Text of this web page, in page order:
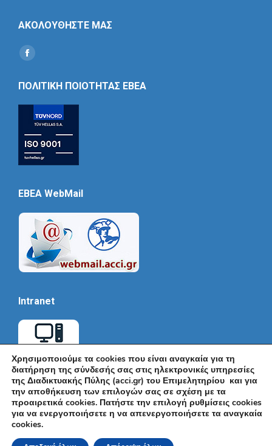
ΑΚΟΛΟΥΘΗΣΤΕ ΜΑΣ
Find us on:
Social
ΠΟΛΙΤΙΚΗ ΠΟΙΟΤΗΤΑΣ ΕΒΕΑ
EBEA WebMail
Intranet
© Εμπορικό και Βιομηχανικό Επιμελητήριο Αθηνών 2026 |
Ακαδημίας 7, ΤΚ: 10671, Αθήνα, Τηλ: +30 210 3604815, e-mail:
Χρησιμοποιούμε τα cookies που είναι αναγκαία για τη
διατήρηση της σύνδεσής σας στις ηλεκτρονικές υπηρεσίες
της Διαδικτυακής Πύλης (acci.gr) του Επιμελητηρίου και για
την αποθήκευση των επιλογών σας σε σχέση με τα
προαιρετικά cookies. Πατήστε την επιλογή ρυθμίσεις cookies
για να ενεργοποιήσετε η να απενεργοποιήσετε τα αναγκαία
cookies.